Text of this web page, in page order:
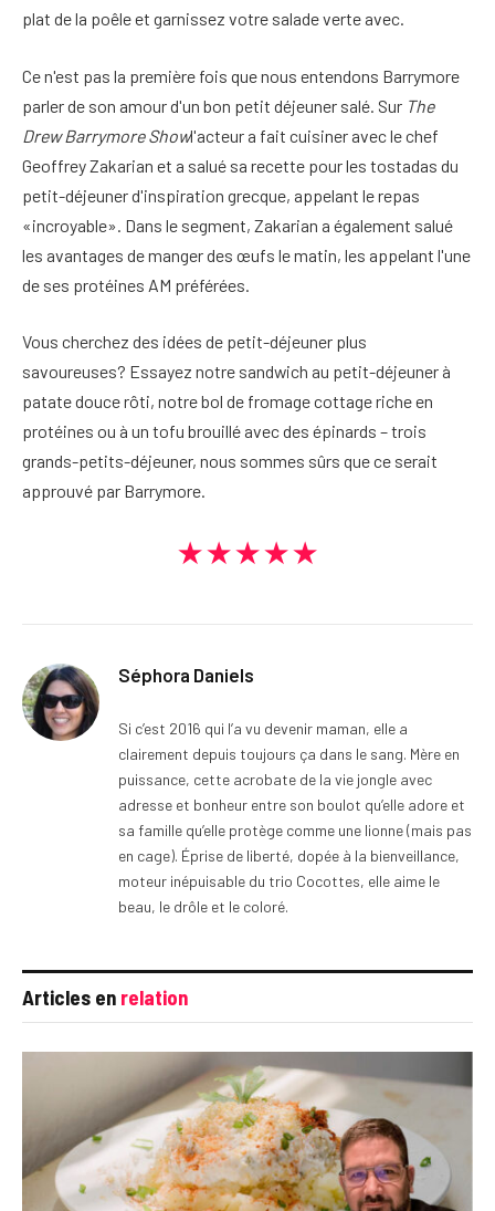
plat de la poêle et garnissez votre salade verte avec.
Ce n'est pas la première fois que nous entendons Barrymore
parler de son amour d'un bon petit déjeuner salé. Sur The
Drew Barrymore Showl'acteur a fait cuisiner avec le chef
Geoffrey Zakarian et a salué sa recette pour les tostadas du
petit-déjeuner d'inspiration grecque, appelant le repas
«incroyable». Dans le segment, Zakarian a également salué
les avantages de manger des œufs le matin, les appelant l'une
de ses protéines AM préférées.
Vous cherchez des idées de petit-déjeuner plus
savoureuses? Essayez notre sandwich au petit-déjeuner à
patate douce rôti, notre bol de fromage cottage riche en
protéines ou à un tofu brouillé avec des épinards – trois
grands-petits-déjeuner, nous sommes sûrs que ce serait
approuvé par Barrymore.
★★★★★
Séphora Daniels
Si c’est 2016 qui l’a vu devenir maman, elle a
clairement depuis toujours ça dans le sang. Mère en
puissance, cette acrobate de la vie jongle avec
adresse et bonheur entre son boulot qu’elle adore et
sa famille qu’elle protège comme une lionne (mais pas
en cage). Éprise de liberté, dopée à la bienveillance,
moteur inépuisable du trio Cocottes, elle aime le
beau, le drôle et le coloré.
Articles en relation